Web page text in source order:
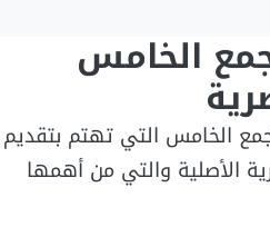
الخامس
الخامس التي تهتم بتقديم
الأصلية والتي من أهمها